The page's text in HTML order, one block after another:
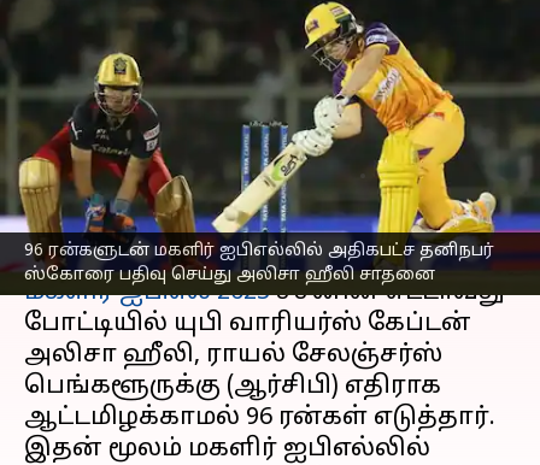
96 ரன்களுடன் மகளிர் ஐபிஎல்லில் அதிகபட்ச தனிநபர்
ஸ்கோரை பதிவு செய்து அலிசா ஹீலி சாதனை
மகளிர் ஐபிஎல்லில்
அதிகபட்ச தனிநபர்
ஸ்கோர் : அலிசா ஹீலி
சாதனை
எழுதியவர் Sekar Chinnappan Mar 11, 2023 09:39 am
செய்தி முன்னோட்டம்
மகளிர் ஐபிஎல் 2023சீசனின் எட்டாவது
போட்டியில் யுபி வாரியர்ஸ் கேப்டன்
அலிசா ஹீலி, ராயல் சேலஞ்சர்ஸ்
பெங்களூருக்கு (ஆர்சிபி) எதிராக
ஆட்டமிழக்காமல் 96 ரன்கள் எடுத்தார்.
இதன் மூலம் மகளிர் ஐபிஎல்லில்